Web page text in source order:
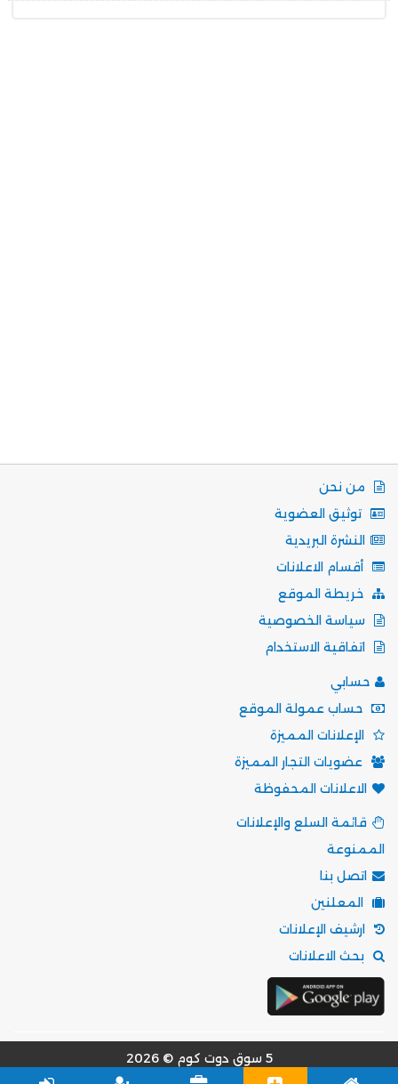
من نحن
توثيق العضوية
النشرة البريدية
أقسام الاعلانات
خريطة الموقع
سياسة الخصوصية
اتفاقية الاستخدام
حسابي
حساب عمولة الموقع
الإعلانات المميزة
عضويات التجار المميزة
الاعلانات المحفوظة
قائمة السلع والإعلانات
الممنوعة
اتصل بنا
المعلنين
ارشيف الإعلانات
بحث الاعلانات
5 سوق دوت كوم © 2026